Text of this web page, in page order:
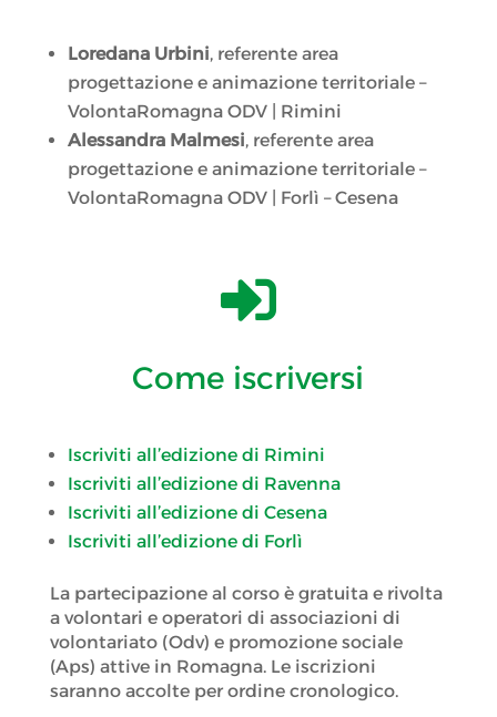
Loredana Urbini, referente area
progettazione e animazione territoriale –
VolontaRomagna ODV | Rimini
Alessandra Malmesi, referente area
progettazione e animazione territoriale –
VolontaRomagna ODV | Forlì – Cesena

Come iscriversi
Iscriviti all’edizione di Rimini
Iscriviti all’edizione di Ravenna
Iscriviti all’edizione di Cesena
Iscriviti all’edizione di Forlì
La partecipazione al corso è gratuita e rivolta
a volontari e operatori di associazioni di
volontariato (Odv) e promozione sociale
(Aps) attive in Romagna. Le iscrizioni
saranno accolte per ordine cronologico.